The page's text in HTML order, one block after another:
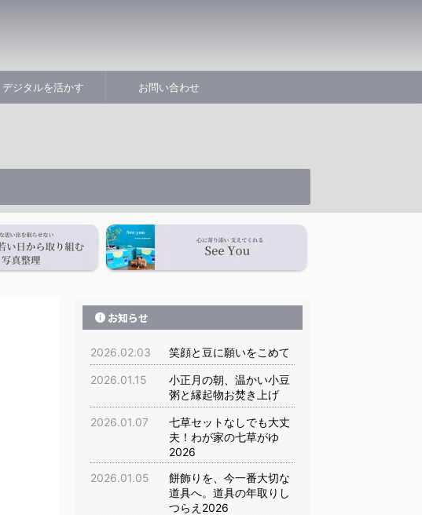
デジタルを活かす お問い合わせ
お知らせ
2026.02.03 笑顔と豆に願いをこめて
2026.01.15
小正月の朝、温かい小豆
粥と縁起物お焚き上げ
2026.01.07
七草セットなしでも大丈
夫！わが家の七草がゆ
2026
2026.01.05
餅飾りを、今一番大切な
道具へ。道具の年取りし
つらえ2026